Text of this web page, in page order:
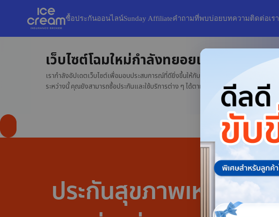
ซื้อประกันออนไลน์Sunday Affiliateคำถามที่พบบ่อยบทความติดต่อเรา
เว็บไซต์โฉมใหม่กำลังทยอยเปิดตัว
เรากำลังอัปเดตเว็บไซต์เพื่อมอบประสบการณ์ที่ดียิ่งขึ้นให้กับคุณ
ระหว่างนี้ คุณยังสามารถซื้อประกันและใช้บริการต่าง ๆ ได้ตามปกติ
ประกันสุขภาพเหมาจ่าย